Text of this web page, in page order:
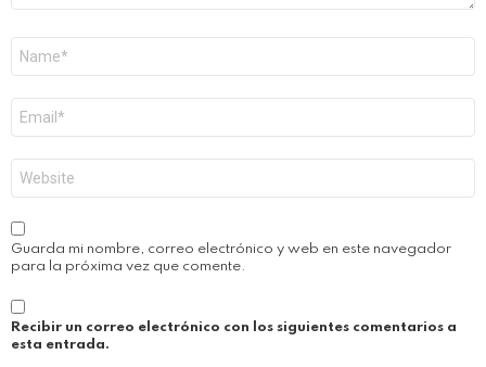
electrónico
*
Guarda mi nombre, correo electrónico y web en este navegador
para la próxima vez que comente.
Recibir un correo electrónico con los siguientes comentarios a
esta entrada.